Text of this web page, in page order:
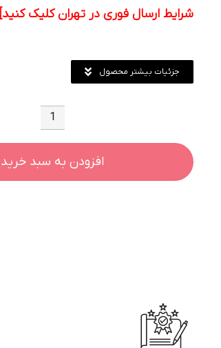
شرایط ارسال فوری در تهران کلیک کنید]
جزئیات بیشتر محصول
کالسکه
عصایی
اسپرینگ
مدل
افزودن به سبد خرید